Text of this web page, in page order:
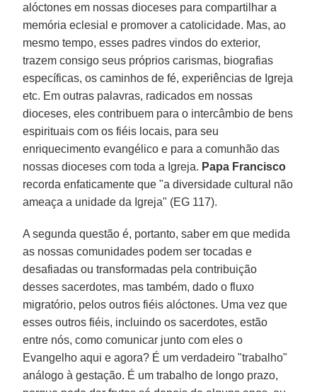
alóctones em nossas dioceses para compartilhar a
memória eclesial e promover a catolicidade. Mas, ao
mesmo tempo, esses padres vindos do exterior,
trazem consigo seus próprios carismas, biografias
específicas, os caminhos de fé, experiências de Igreja
etc. Em outras palavras, radicados em nossas
dioceses, eles contribuem para o intercâmbio de bens
espirituais com os fiéis locais, para seu
enriquecimento evangélico e para a comunhão das
nossas dioceses com toda a Igreja. Papa Francisco
recorda enfaticamente que "a diversidade cultural não
ameaça a unidade da Igreja" (EG 117).
A segunda questão é, portanto, saber em que medida
as nossas comunidades podem ser tocadas e
desafiadas ou transformadas pela contribuição
desses sacerdotes, mas também, dado o fluxo
migratório, pelos outros fiéis alóctones. Uma vez que
esses outros fiéis, incluindo os sacerdotes, estão
entre nós, como comunicar junto com eles o
Evangelho aqui e agora? É um verdadeiro "trabalho"
análogo à gestação. É um trabalho de longo prazo,